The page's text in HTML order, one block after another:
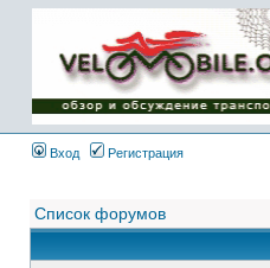
Вход Регистрация
Список форумов